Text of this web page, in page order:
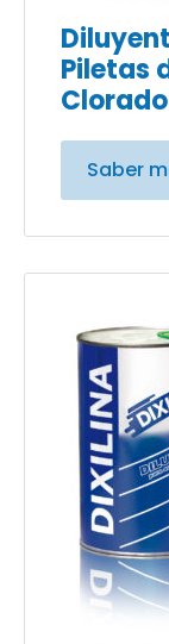
Piletas
Clorado
Saber